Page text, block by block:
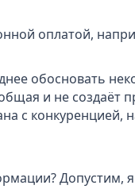
оплатой,
обосновать
и не создаёт
с
Допустим,